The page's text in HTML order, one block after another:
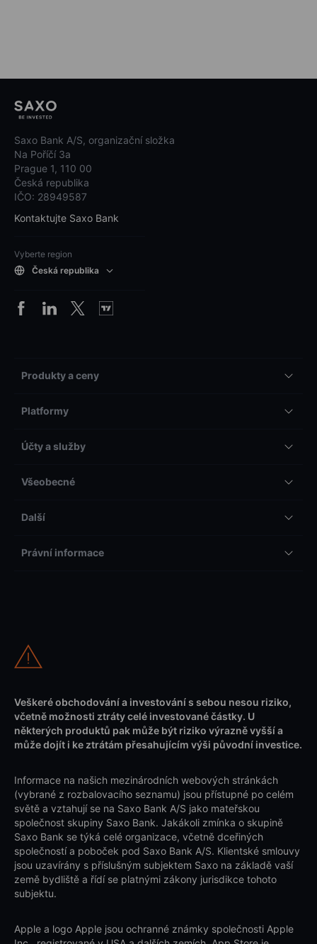
Saxo Bank A/S, organizační složka
Na Poříčí 3a
Prague 1, 110 00
Česká republika
IČO: 28949587
Kontaktujte Saxo Bank
Vyberte region
Česká republika
Produkty a ceny
Platformy
Účty a služby
Všeobecné
Další
Právní informace
Veškeré obchodování a investování s sebou nesou riziko,
včetně možnosti ztráty celé investované částky. U
některých produktů pak může být riziko výrazně vyšší a
může dojít i ke ztrátám přesahujícím výši původní investice.
Informace na našich mezinárodních webových stránkách
(vybrané z rozbalovacího seznamu) jsou přístupné po celém
světě a vztahují se na Saxo Bank A/S jako mateřskou
společnost skupiny Saxo Bank. Jakákoli zmínka o skupině
Saxo Bank se týká celé organizace, včetně dceřiných
společností a poboček pod Saxo Bank A/S. Klientské smlouvy
jsou uzavírány s příslušným subjektem Saxo na základě vaší
země bydliště a řídí se platnými zákony jurisdikce tohoto
subjektu.
Apple a logo Apple jsou ochranné známky společnosti Apple